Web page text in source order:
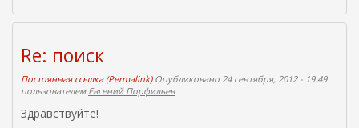
к
я
Re: поиск
Постоянная ссылка (Permalink)Опубликовано 24 сентября, 2012 - 19:49
пользователем Евгений Порфильев
Здравствуйте!